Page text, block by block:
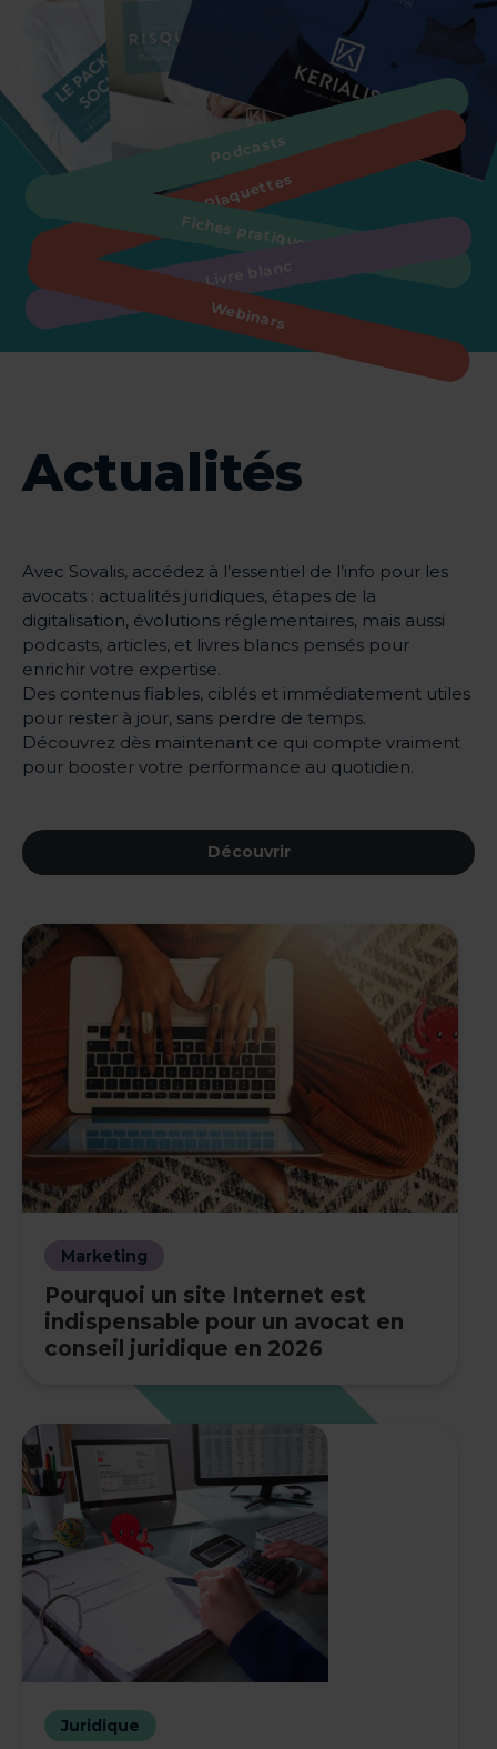
Podcasts
Plaquettes
Fiches pratiques
Webinars
Actualités
Avec Sovalis, accédez à l’essentiel de l’info pour les
avocats : actualités juridiques, étapes de la
digitalisation, évolutions réglementaires, mais aussi
podcasts, articles, et livres blancs pensés pour
enrichir votre expertise.
Des contenus fiables, ciblés et immédiatement utiles
pour rester à jour, sans perdre de temps.
Découvrez dès maintenant ce qui compte vraiment
pour booster votre performance au quotidien.
Découvrir
Marketing
Pourquoi un site Internet est
indispensable pour un avocat en
conseil juridique en 2026
Juridique